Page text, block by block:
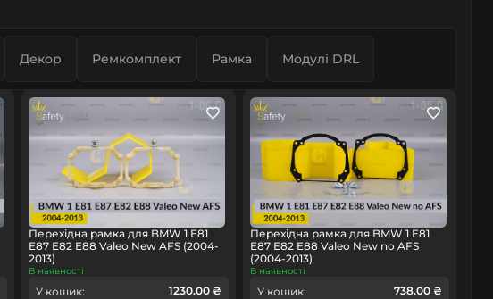
Декор Ремкомплект Рамка Модулі DRL
Перехідна рамка для BMW 1 E81
E87 E82 E88 Valeo New AFS (2004-
2013)
В наявності
У кошик: 1230.00 ₴
Перехідна рамка для BMW 1 E81
E87 E82 E88 Valeo New no AFS
(2004-2013)
В наявності
У кошик: 738.00 ₴